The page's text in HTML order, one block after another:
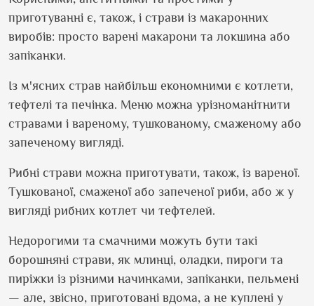
приготуванні є, також, і страви із макаронних
виробів: просто варені макарони та локшина або
запіканки.
Із м'ясних страв найбільш економними є котлети,
тефтелі та печінка. Меню можна урізноманітнити
стравами і вареному, тушкованому, смаженому або
запеченому вигляді.
Рибні страви можна приготувати, також, із вареної.
Тушкованої, смаженої або запеченої риби, або ж у
вигляді рибних котлет чи тефтелей.
Недорогими та смачними можуть бути такі
борошняні страви, як млинці, оладки, пироги та
пиріжки із різними начинками, запіканки, пельмені
— але, звісно, приготовані вдома, а не куплені у